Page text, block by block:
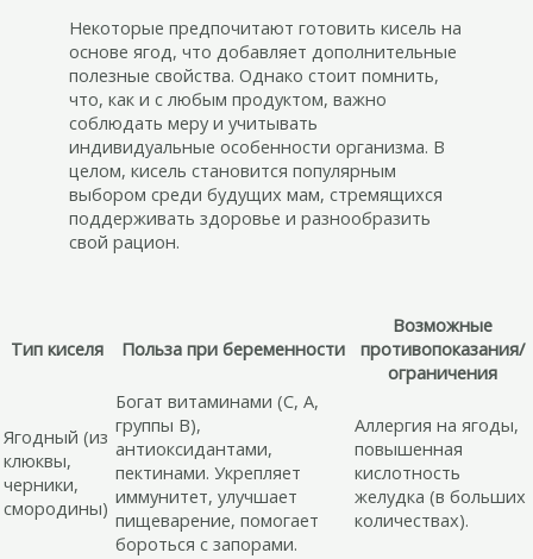
Некоторые предпочитают готовить кисель на
основе ягод, что добавляет дополнительные
полезные свойства. Однако стоит помнить,
что, как и с любым продуктом, важно
соблюдать меру и учитывать
индивидуальные особенности организма. В
целом, кисель становится популярным
выбором среди будущих мам, стремящихся
поддерживать здоровье и разнообразить
свой рацион.
Тип киселя Польза при беременности
Возможные
противопоказания/
ограничения
Ягодный (из
клюквы,
черники,
смородины)
Богат витаминами (С, А,
группы В),
антиоксидантами,
пектинами. Укрепляет
иммунитет, улучшает
пищеварение, помогает
бороться с запорами.
Аллергия на ягоды,
повышенная
кислотность
желудка (в больших
количествах).